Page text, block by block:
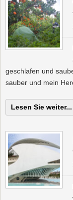
geschlafen und
sauber und mein
Lesen Sie weiter...